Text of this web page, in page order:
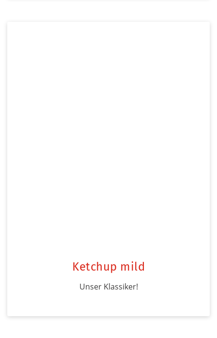
Ketchup mild
Unser Klassiker!